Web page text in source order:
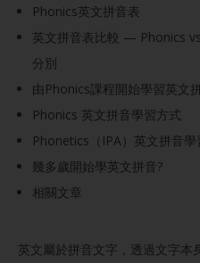
Phonics英文拼音表
英文拼音表比較 — Phonics
分別
由Phonics課程開始學習英文
Phonics 英文拼音學習方式
Phonetics（IPA）英文拼音學
幾多歲開始學英文拼音?
相關文章
英文屬於拼音文字，透過文字本